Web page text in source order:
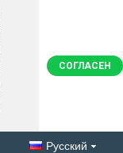
СОГЛАСЕН
Русский